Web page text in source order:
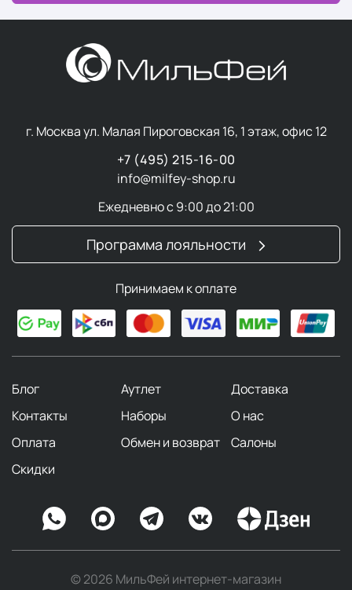
г. Москва ул. Малая Пироговская 16, 1 этаж, офис 12
+7 (495) 215-16-00
info@milfey-shop.ru
Ежедневно с 9:00 до 21:00
Программа лояльности
Принимаем к оплате
Блог Аутлет
Доставка
Контакты
Наборы
О нас
Оплата
Обмен и возврат
Салоны
Скидки
© 2026 МильФей интернет-магазин